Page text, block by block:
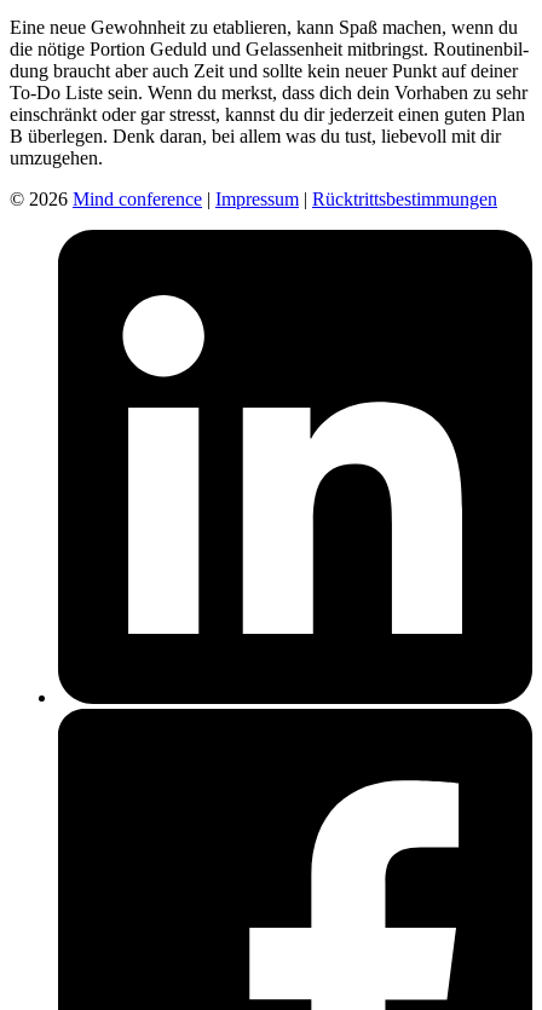
Eine neue Gewohn­heit zu eta­blie­ren, kann Spaß machen, wenn du
die nötige Por­tion Geduld und Gelas­sen­heit mit­bringst. Rou­ti­nen­bil­
dung braucht aber auch Zeit und sollte kein neuer Punkt auf deiner
To-Do Liste sein. Wenn du merkst, dass dich dein Vor­ha­ben zu sehr
ein­schränkt oder gar stresst, kannst du dir jeder­zeit einen guten Plan
B über­le­gen. Denk daran, bei allem was du tust, lie­be­voll mit dir
umzu­ge­hen.
© 2026 Mind conference | Impressum | Rücktrittsbestimmungen